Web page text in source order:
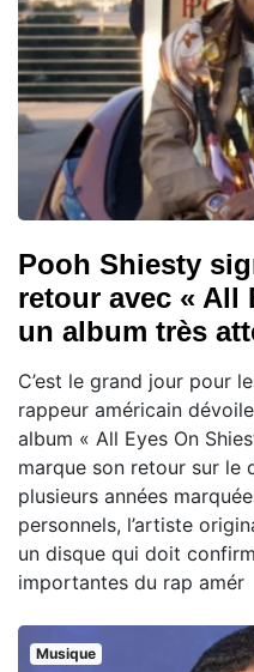
Pooh Shiesty
retour avec « All
un album très
C’est le grand jour pour
rappeur américain
album « All Eyes On
marque son retour sur le
plusieurs années
personnels, l’artiste
un disque qui doit
importantes du rap amér
Musique